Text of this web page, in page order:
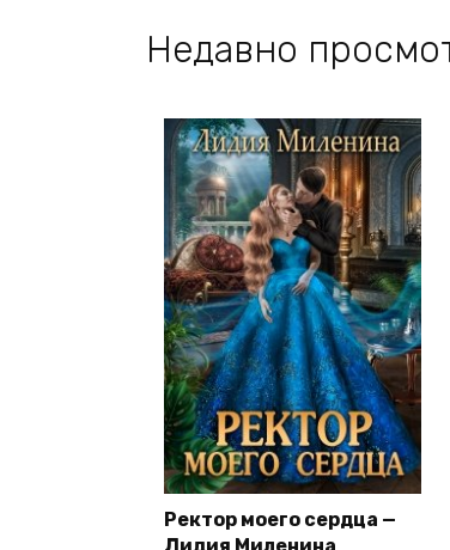
Недавно
Ректор моего сердца —